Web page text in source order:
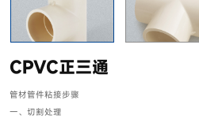
CPVC正三通
管材管件粘接步骤
一、切割处理